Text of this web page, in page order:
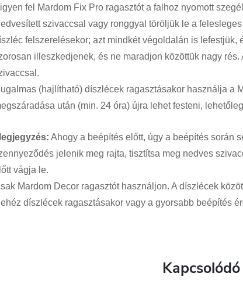
fel Mardom Fix Pro ragasztót a falhoz nyomott
szivaccsal vagy ronggyal töröljük le a
felszerelésekor; azt mindkét végoldalán is
illeszkedjenek, és ne maradjon közöttük nagy
(hajlítható) díszlécek ragasztásakor használja a
után (min. 24 óra) újra lehet festeni,
Ahogy a beépítés előtt, úgy a beépítés során
jelenik meg rajta, tisztítsa meg nedves
vágja le.
Mardom Decor ragasztót használjon. A díszlécek
díszlécek ragasztásakor vagy a gyorsabb beépítés